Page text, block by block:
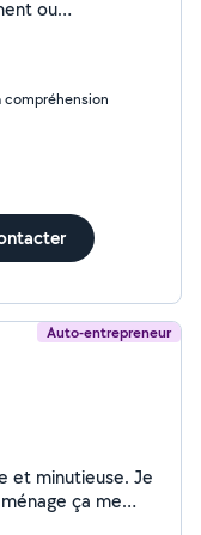
ou
compréhension
Auto-entrepreneur
minutieuse. Je
ça me